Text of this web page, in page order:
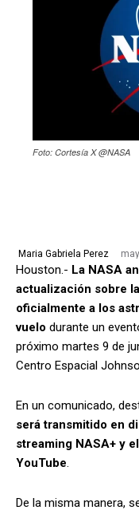
Foto: Cortesía X @NASA
Maria Gabriela Perez
Houston.- La NASA
actualización sobre
oficialmente a los
vuelo durante un
próximo martes 9 de
Centro Espacial
En un comunicado,
será transmitido en
streaming NASA+ y
YouTube.
De la misma manera,